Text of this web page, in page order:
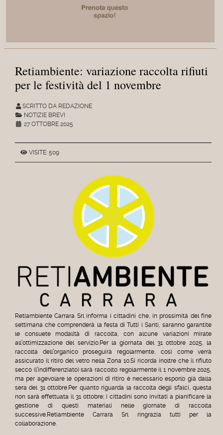
Retiambiente: variazione raccolta rifiuti
per le festività del 1 novembre
SCRITTO DA REDAZIONE
NOTIZIE BREVI
27 OTTOBRE 2025
VISITE: 509
Retiambiente Carrara Srl informa i cittadini che, in prossimità del fine
settimana che comprenderà la festa di Tutti i Santi, saranno garantite
le consuete modalità di raccolta, con alcune variazioni mirate
all’ottimizzazione del servizio.Per la giornata del 31 ottobre 2025, la
raccolta dell’organico proseguirà regolarmente, così come verrà
assicurato il ritiro del vetro nella Zona 10.Si ricorda inoltre che il rifiuto
secco (l’indifferenziato) sarà raccolto regolarmente il 1 novembre 2025,
ma per agevolare le operazioni di ritiro è necessario esporlo già dalla
sera del 31 ottobre.Per quanto riguarda la raccolta degli sfalci, questa
non sarà effettuata il 31 ottobre; i cittadini sono invitati a pianificare la
gestione di questi materiali nelle giornate di raccolta
successive.Retiambiente Carrara Srl ringrazia tutti per la
collaborazione.